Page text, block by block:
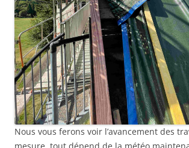
Nous vous ferons voir l’avancement des
mesure, tout dépend de la météo